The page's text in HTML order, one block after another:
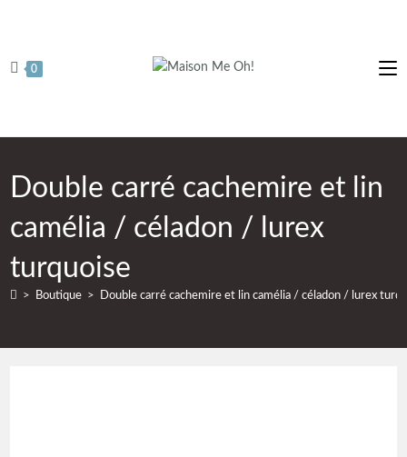
0
Double carré cachemire et lin
camélia / céladon / lurex
turquoise
> Boutique > Double carré cachemire et lin camélia / céladon / lurex